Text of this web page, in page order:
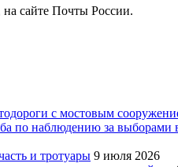
сайте Почты России.
с мостовым
по наблюдению за выборами
и тротуары 9 июля 2026